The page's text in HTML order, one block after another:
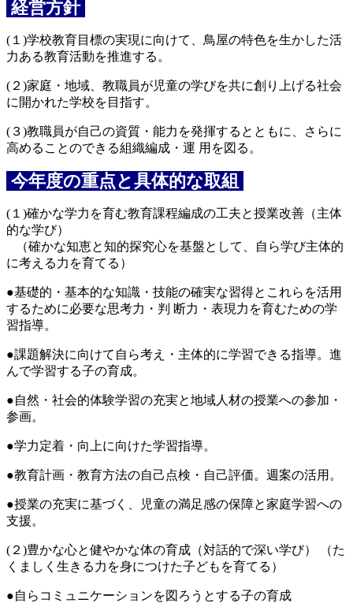
経営方針
(１)学校教育目標の実現に向けて、鳥屋の特色を生かした活
力ある教育活動を推進する。
(２)家庭・地域、教職員が児童の学びを共に創り上げる社会
に開かれた学校を目指す。
(３)教職員が自己の資質・能力を発揮するとともに、さらに
高めることのできる組織編成・運 用を図る。
今年度の重点と具体的な取組
(１)確かな学力を育む教育課程編成の工夫と授業改善（主体
的な学び）
（確かな知恵と知的探究心を基盤として、自ら学び主体的
に考える力を育てる）
●基礎的・基本的な知識・技能の確実な習得とこれらを活用
するために必要な思考力・判 断力・表現力を育むための学
習指導。
●課題解決に向けて自ら考え・主体的に学習できる指導。進
んで学習する子の育成。
●自然・社会的体験学習の充実と地域人材の授業への参加・
参画。
●学力定着・向上に向けた学習指導。
●教育計画・教育方法の自己点検・自己評価。週案の活用。
●授業の充実に基づく、児童の満足感の保障と家庭学習への
支援。
(２)豊かな心と健やかな体の育成（対話的で深い学び） （た
くましく生きる力を身につけた子どもを育てる）
●自らコミュニケーションを図ろうとする子の育成